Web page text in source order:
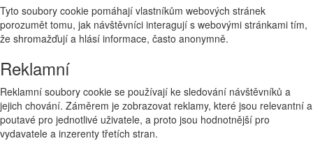
Tyto soubory cookie pomáhají vlastníkům webových stránek
porozumět tomu, jak návštěvníci interagují s webovými stránkami tím,
že shromažďují a hlásí informace, často anonymně.
Reklamní
Reklamní soubory cookie se používají ke sledování návštěvníků a
jejich chování. Záměrem je zobrazovat reklamy, které jsou relevantní a
poutavé pro jednotlivé uživatele, a proto jsou hodnotnější pro
vydavatele a inzerenty třetích stran.